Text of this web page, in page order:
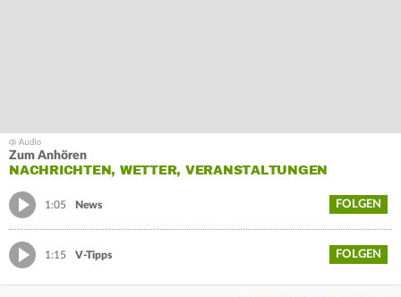
Zum Anhören
NACHRICHTEN, WETTER, VERANSTALTUNGEN
1:05 News FOLGEN
1:15 V-Tipps FOLGEN